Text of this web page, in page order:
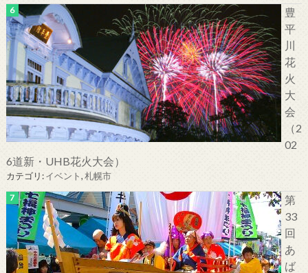
豊
平
川
花
火
大
会
（2
02
6道新・UHB花火大会）
カテゴリ:イベント,札幌市
第
33
回
あ
ば